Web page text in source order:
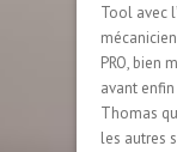
Tool avec
PRO, bien
avant
Thomas
les autres